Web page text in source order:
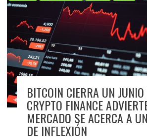
BITCOIN CIERRA UN
CRYPTO FINANCE
MERCADO SE ACERCA A
DE INFLEXIÓN